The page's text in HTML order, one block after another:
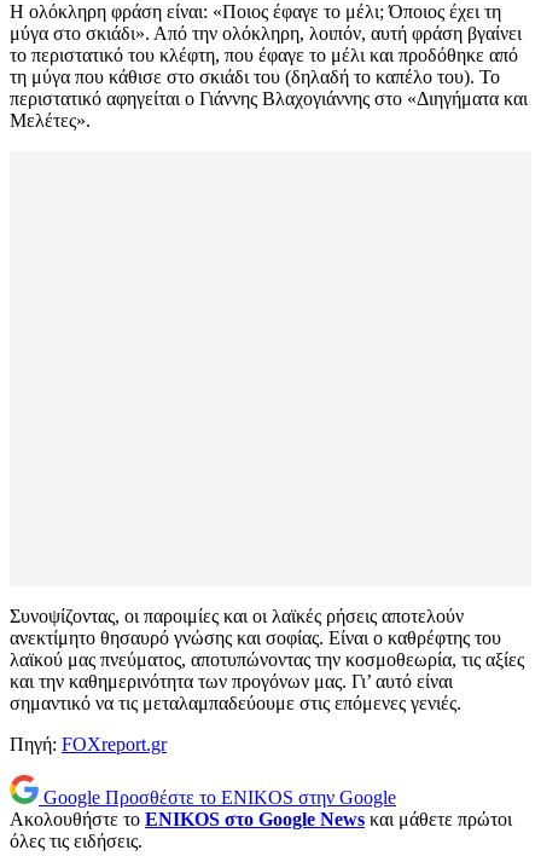
Η ολόκληρη φράση είναι: «Ποιος έφαγε το μέλι; Όποιος έχει τη
μύγα στο σκιάδι». Από την ολόκληρη, λοιπόν, αυτή φράση βγαίνει
το περιστατικό του κλέφτη, που έφαγε το μέλι και προδόθηκε από
τη μύγα που κάθισε στο σκιάδι του (δηλαδή το καπέλο του). Το
περιστατικό αφηγείται ο Γιάννης Βλαχογιάννης στο «Διηγήματα και
Μελέτες».
Συνοψίζοντας, οι παροιμίες και οι λαϊκές ρήσεις αποτελούν
ανεκτίμητο θησαυρό γνώσης και σοφίας. Είναι ο καθρέφτης του
λαϊκού μας πνεύματος, αποτυπώνοντας την κοσμοθεωρία, τις αξίες
και την καθημερινότητα των προγόνων μας. Γι’ αυτό είναι
σημαντικό να τις μεταλαμπαδεύουμε στις επόμενες γενιές.
Πηγή: FOXreport.gr
Google Προσθέστε το ENIKOS στην Google
Ακολουθήστε το ENIKOS στο Google News και μάθετε πρώτοι
όλες τις ειδήσεις.